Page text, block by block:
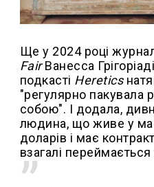
Ще у 2024 році
FairВанесса
подкасті Heretics
"регулярно пакувала
собою". І додала,
людина, що живе у
доларів і має
взагалі